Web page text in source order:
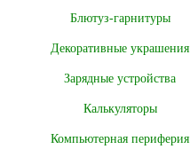
Блютуз-гарнитуры
Декоративные украшения
Зарядные устройства
Калькуляторы
Компьютерная периферия